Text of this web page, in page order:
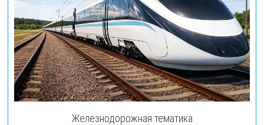
Железнодорожная тематика